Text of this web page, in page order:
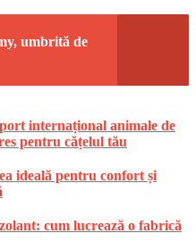
umbrită de
internațional animale de
pentru cățelul tău
ideală pentru confort și
cum lucrează o fabrică